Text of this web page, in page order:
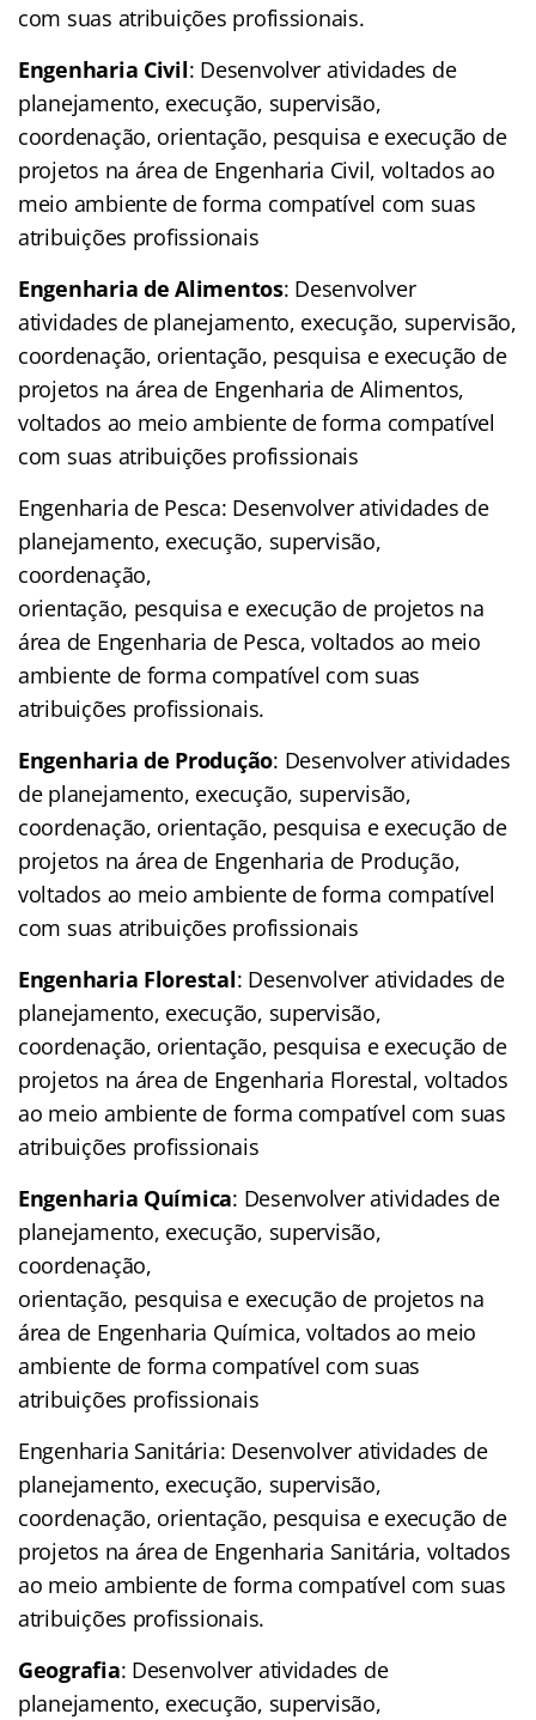
com suas atribuições profissionais.
Engenharia Civil: Desenvolver atividades de
planejamento, execução, supervisão,
coordenação, orientação, pesquisa e execução de
projetos na área de Engenharia Civil, voltados ao
meio ambiente de forma compatível com suas
atribuições profissionais
Engenharia de Alimentos: Desenvolver
atividades de planejamento, execução, supervisão,
coordenação, orientação, pesquisa e execução de
projetos na área de Engenharia de Alimentos,
voltados ao meio ambiente de forma compatível
com suas atribuições profissionais
Engenharia de Pesca: Desenvolver atividades de
planejamento, execução, supervisão,
coordenação,
orientação, pesquisa e execução de projetos na
área de Engenharia de Pesca, voltados ao meio
ambiente de forma compatível com suas
atribuições profissionais.
Engenharia de Produção: Desenvolver atividades
de planejamento, execução, supervisão,
coordenação, orientação, pesquisa e execução de
projetos na área de Engenharia de Produção,
voltados ao meio ambiente de forma compatível
com suas atribuições profissionais
Engenharia Florestal: Desenvolver atividades de
planejamento, execução, supervisão,
coordenação, orientação, pesquisa e execução de
projetos na área de Engenharia Florestal, voltados
ao meio ambiente de forma compatível com suas
atribuições profissionais
Engenharia Química: Desenvolver atividades de
planejamento, execução, supervisão,
coordenação,
orientação, pesquisa e execução de projetos na
área de Engenharia Química, voltados ao meio
ambiente de forma compatível com suas
atribuições profissionais
Engenharia Sanitária: Desenvolver atividades de
planejamento, execução, supervisão,
coordenação, orientação, pesquisa e execução de
projetos na área de Engenharia Sanitária, voltados
ao meio ambiente de forma compatível com suas
atribuições profissionais.
Geografia: Desenvolver atividades de
planejamento, execução, supervisão,